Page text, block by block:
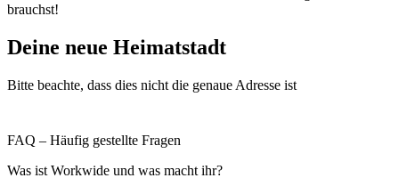
brauchst!
Deine neue Heimatstadt
Bitte beachte, dass dies nicht die genaue Adresse ist
FAQ – Häufig gestellte Fragen
Was ist Workwide und was macht ihr?